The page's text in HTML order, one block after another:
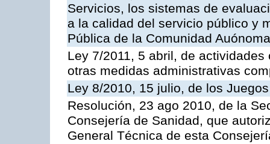
Servicios, los sistemas de
a la calidad del servicio público y
Pública de la Comunidad
Ley 7/2011, 5 abril, de
otras medidas administrativas
Ley 8/2010, 15 julio, de los
Resolución, 23 ago 2010, de la
Consejería de Sanidad, que
General Técnica de esta